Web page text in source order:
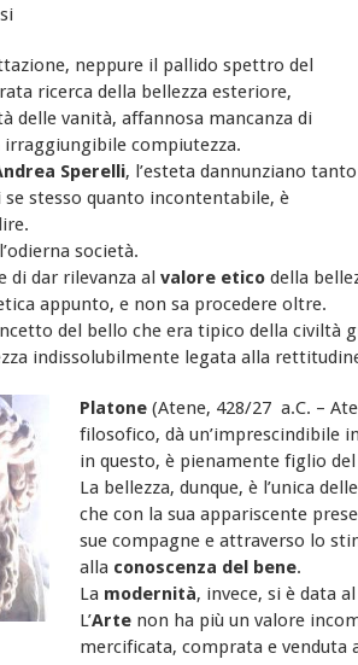
neppure il pallido spettro del
ricerca della bellezza esteriore,
delle vanità, affannosa mancanza di
irraggiungibile compiutezza.
Sperelli, l’esteta dannunziano tanto
stesso quanto incontentabile, è
società.
di dar rilevanza al valore eticodella
appunto, e non sa procedere oltre.
del bello che era tipico della civiltà
indissolubilmente legata alla
Platone (Atene, 428/27 a.C. –
filosofico, dà un’imprescindibile
in questo, è pienamente figlio
La bellezza, dunque, è l’unica
che con la sua appariscente
sue compagne e attraverso lo
alla conoscenza del bene.
La modernità, invece, si è data
L’Artenon ha più un valore
mercificata, comprata e venduta